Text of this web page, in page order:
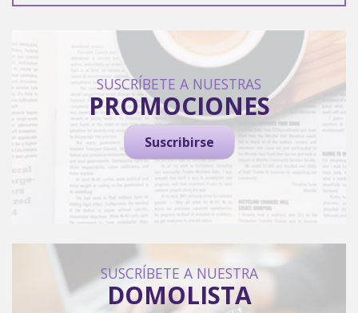
SUSCRÍBETE A NUESTRAS
PROMOCIONES
Suscribirse
SUSCRÍBETE A NUESTRA
DOMOLISTA